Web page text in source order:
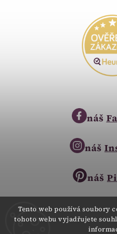
Tento web používá soubory
tohoto webu vyjadřujete
náš
náš
náš
Copyright